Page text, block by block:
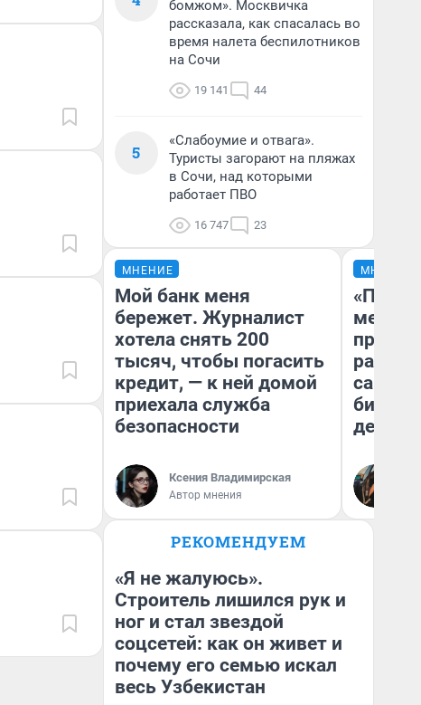
бомжом». Москвичка
рассказала, как спасалась во
время налета беспилотников
на Сочи
19 141 44
5
«Слабоумие и отвага».
Туристы загорают на пляжах
в Сочи, над которыми
работает ПВО
16 747 23
МНЕНИЕ
Мой банк меня
бережет. Журналист
хотела снять 200
тысяч, чтобы погасить
кредит, — к ней домой
приехала служба
безопасности
Ксения Владимирская
Автор мнения
МНЕНИЕ
самом
РЕКОМЕНДУЕМ
«Я не жалуюсь».
Строитель лишился рук и
ног и стал звездой
соцсетей: как он живет и
почему его семью искал
весь Узбекистан